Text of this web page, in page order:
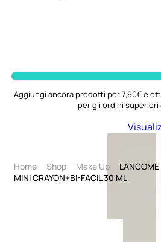
Aggiungi ancora prodotti per 7,90€ e
per gli ordini superiori
Home Shop Make Up
MINI CRAYON+BI-FACIL 30 ML